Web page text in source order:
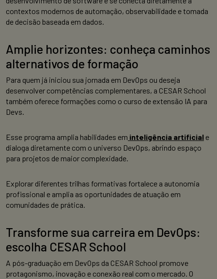
contextos modernos de automação, observabilidade e tomada
de decisão baseada em dados.
Amplie horizontes: conheça caminhos
alternativos de formação
Para quem já iniciou sua jornada em DevOps ou deseja
desenvolver competências complementares, a CESAR School
também oferece formações como o curso de extensão IA para
Devs.
Esse programa amplia habilidades em inteligência artificial e
dialoga diretamente com o universo DevOps, abrindo espaço
para projetos de maior complexidade.
Explorar diferentes trilhas formativas fortalece a autonomia
profissional e amplia as oportunidades de atuação em
comunidades de prática.
Transforme sua carreira em DevOps:
escolha CESAR School
A pós-graduação em DevOps da CESAR School promove
protagonismo, inovação e conexão real com o mercado. O